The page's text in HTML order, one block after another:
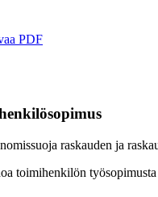
PDF
raskauden ja
toimihenkilön